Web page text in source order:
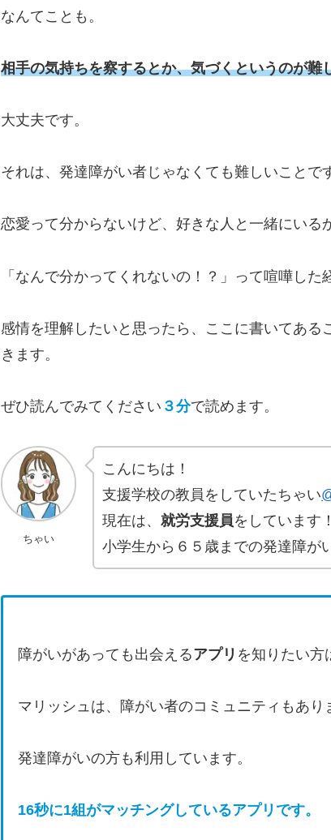
なんてことも。
相手の気持ちを察するとか、気づくというのが難
大丈夫です。
それは、発達障がい者じゃなくても難しいことで
恋愛って分からないけど、好きな人と一緒にいる
「なんで分かってくれないの！？」って喧嘩し
感情を理解したいと思ったら、ここに書いてあ
きます。
ぜひ読んでみてください ３分で読めます。
ちゃい
こんにちは！
支援学校の教員をしていたちゃい
現在は、就労支援員をしています！
小学生から６５歳までの発達障が
障がいがあっても出会えるアプリ を知りたい方
マリッシュは、障がい者のコミュニティもあり
発達障がいの方も利用しています。
16秒に1組がマッチングしているアプリです。